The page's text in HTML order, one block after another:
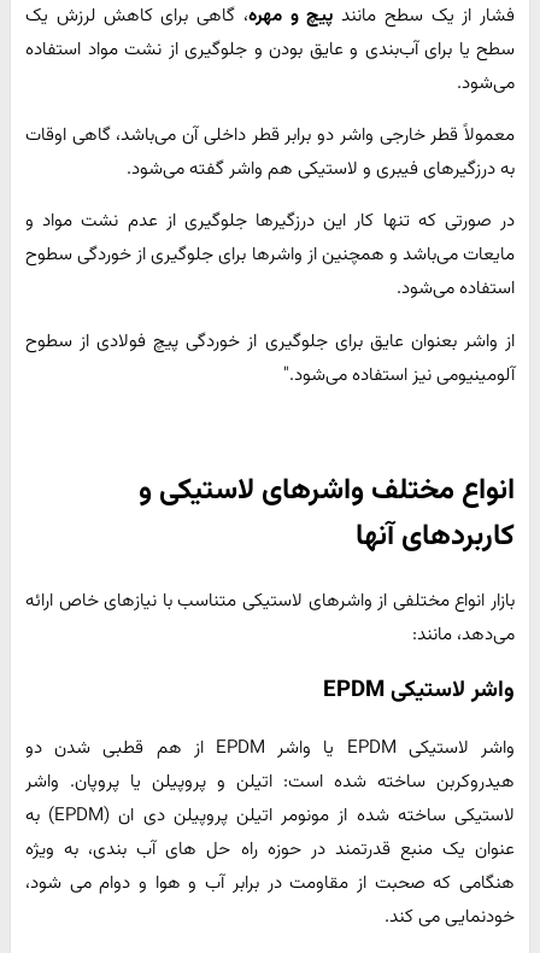
فشار از یک سطح مانند پیچ و مهره، گاهی برای کاهش لرزش یک
سطح یا برای آب‌بندی و عایق بودن و جلوگیری از نشت مواد استفاده
می‌شود.
معمولاً قطر خارجی واشر دو برابر قطر داخلی آن می‌باشد، گاهی اوقات
به درزگیرهای فیبری و لاستیکی هم واشر گفته می‌شود.
در صورتی که تنها کار این درزگیرها جلوگیری از عدم نشت مواد و
مایعات می‌باشد و همچنین از واشرها برای جلوگیری از خوردگی سطوح
استفاده می‌شود.
از واشر بعنوان عایق برای جلوگیری از خوردگی پیچ فولادی از سطوح
آلومینیومی نیز استفاده می‌شود."
انواع مختلف واشرهای لاستیکی و
کاربردهای آنها
بازار انواع مختلفی از واشرهای لاستیکی متناسب با نیازهای خاص ارائه
می‌دهد، مانند:
واشر لاستیکی EPDM
واشر لاستیکی EPDM یا واشر EPDM از هم قطبی شدن دو
هیدروکربن ساخته شده است: اتیلن و پروپیلن یا پروپان. واشر
لاستیکی ساخته شده از مونومر اتیلن پروپیلن دی ان (EPDM) به
عنوان یک منبع قدرتمند در حوزه راه حل های آب بندی، به ویژه
هنگامی که صحبت از مقاومت در برابر آب و هوا و دوام می شود،
خودنمایی می کند.